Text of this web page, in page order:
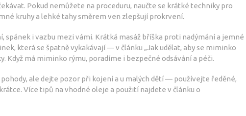
Pokud nemůžete na proceduru, naučte se krátké techniky pro
kruhy a lehké tahy směrem ven zlepšují prokrvení.
spánek i vazbu mezi vámi. Krátká masáž bříška proti nadýmání a jemné
která se špatně vykakávají — v článku „Jak udělat, aby se miminko
Když má miminko rýmu, poradíme i bezpečné odsávání a péči.
ale dejte pozor při kojení a u malých dětí — používejte ředěné,
Více tipů na vhodné oleje a použití najdete v článku o